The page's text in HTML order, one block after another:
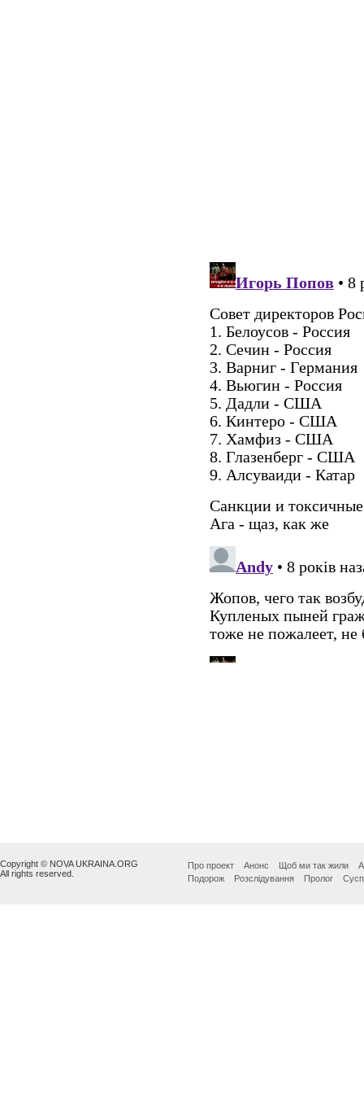
Copyright © NOVA UKRAINA.ORG
All rights reserved.
Про проект Анонс Щоб ми так жили
Подорож
Розслідування Пролог